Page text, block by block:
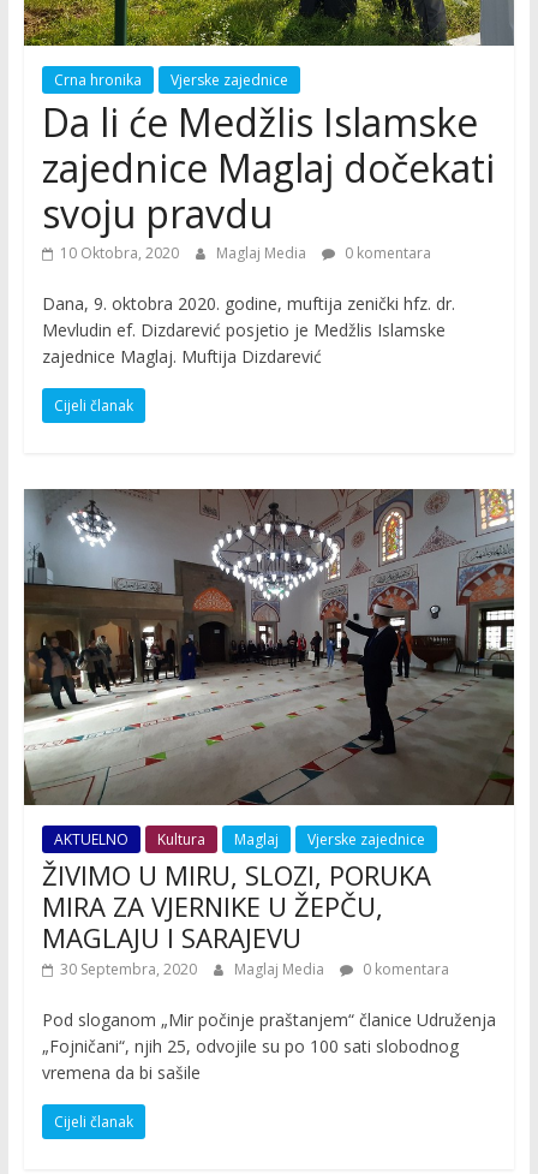
Crna hronika Vjerske zajednice
Da li će Medžlis Islamske
zajednice Maglaj dočekati
svoju pravdu
10 Oktobra, 2020 Maglaj Media 0 komentara
Dana, 9. oktobra 2020. godine, muftija zenički hfz. dr.
Mevludin ef. Dizdarević posjetio je Medžlis Islamske
zajednice Maglaj. Muftija Dizdarević
Cijeli članak
AKTUELNO Kultura Maglaj Vjerske zajednice
ŽIVIMO U MIRU, SLOZI, PORUKA
MIRA ZA VJERNIKE U ŽEPČU,
MAGLAJU I SARAJEVU
30 Septembra, 2020 Maglaj Media 0 komentara
Pod sloganom „Mir počinje praštanjem“ članice Udruženja
„Fojničani“, njih 25, odvojile su po 100 sati slobodnog
vremena da bi sašile
Cijeli članak